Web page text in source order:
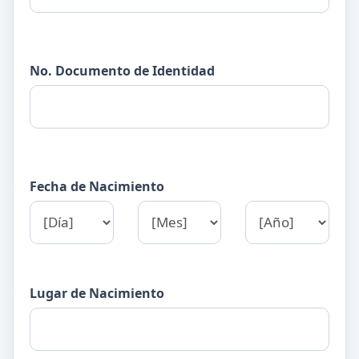
No. Documento de Identidad
Fecha de Nacimiento
Lugar de Nacimiento